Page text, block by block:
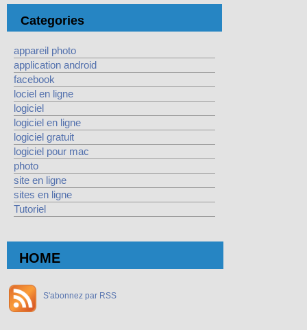
Categories
appareil photo
application android
facebook
lociel en ligne
logiciel
logiciel en ligne
logiciel gratuit
logiciel pour mac
photo
site en ligne
sites en ligne
Tutoriel
HOME
S'abonnez par RSS